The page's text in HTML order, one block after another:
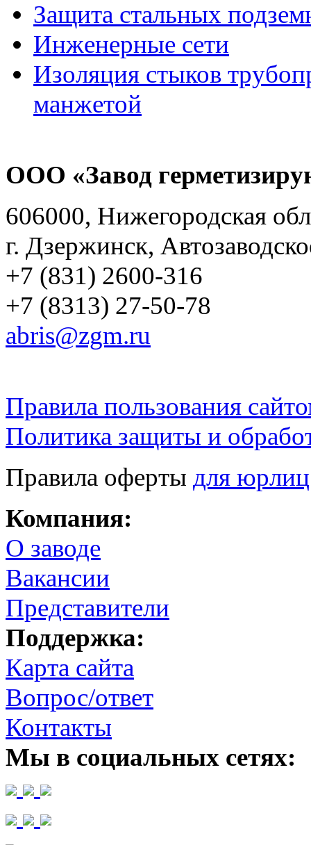
Защита стальных
Инженерные сети
Изоляция стыков
манжетой
ООО «Завод
606000, Нижегородская
г. Дзержинск,
+7 (831) 2600-316
+7 (8313) 27-50-78
abris@zgm.ru
Правила пользования
Политика защиты и
Правила оферты для
Компания:
О заводе
Вакансии
Представители
Поддержка:
Карта сайта
Вопрос/ответ
Контакты
Мы в социальных сетях: